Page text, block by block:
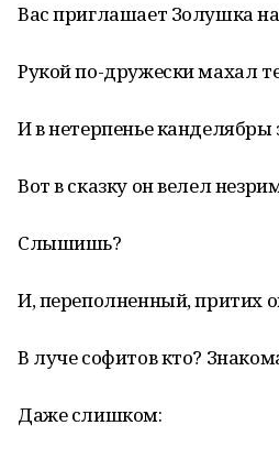
Вас приглашает Золушка
Рукой по-дружески махал
И в нетерпенье канделябры
Вот в сказку он велел
Слышишь?
И, переполненный, притих
В луче софитов кто?
Даже слишком: